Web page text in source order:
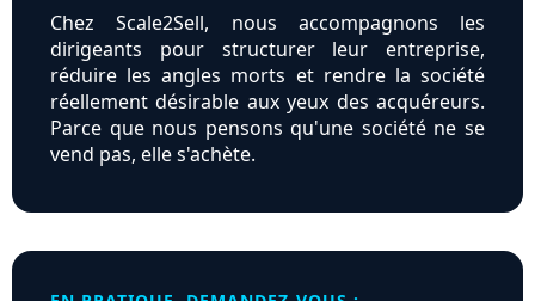
Chez Scale2Sell, nous accompagnons les
dirigeants pour structurer leur entreprise,
réduire les angles morts et rendre la société
réellement désirable aux yeux des acquéreurs.
Parce que nous pensons qu'une société ne se
vend pas, elle s'achète.